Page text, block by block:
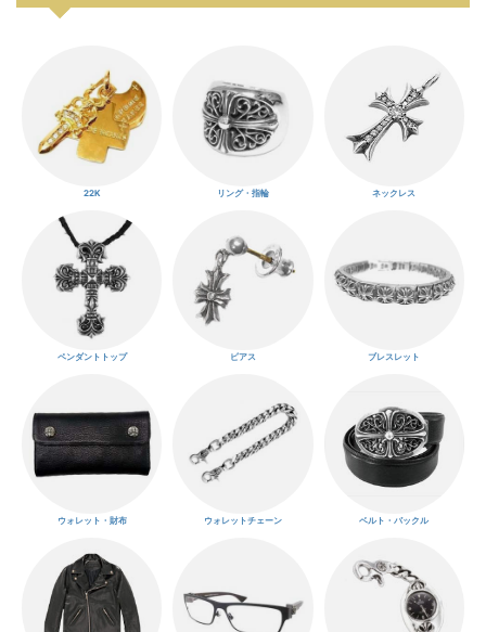
22K リング・指輪 ネックレス
ペンダントトップ ピアス ブレスレット
ウォレット・財布 ウォレットチェーン ベルト・バックル